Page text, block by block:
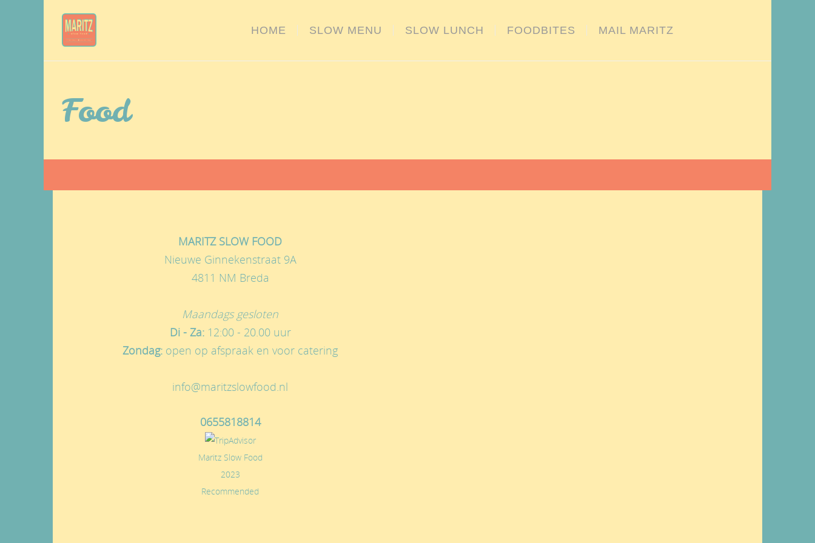
HOME SLOW MENU SLOW LUNCH FOODBITES MAIL MARITZ
Food
MARITZ SLOW FOOD
Nieuwe Ginnekenstraat 9A
4811 NM Breda
Maandags gesloten
Di - Za: 12:00 - 20.00 uur
Zondag: open op afspraak en voor catering
info@maritzslowfood.nl
0655818814
Maritz Slow Food
2023
Recommended